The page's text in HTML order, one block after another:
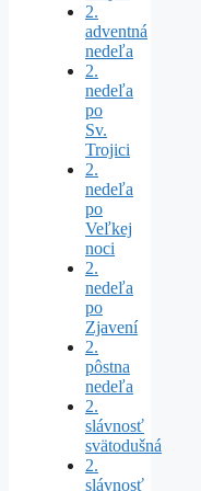
2.
adventná
nedeľa
2.
nedeľa
po
Sv.
Trojici
2.
nedeľa
po
Veľkej
noci
2.
nedeľa
po
Zjavení
2.
pôstna
nedeľa
2.
slávnosť
svätodušná
2.
slávnosť